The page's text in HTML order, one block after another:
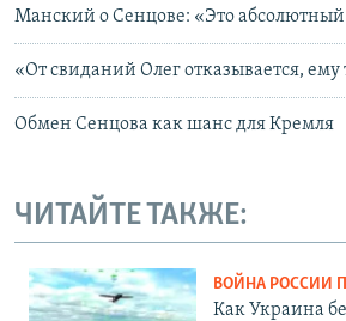
Манский о Сенцове: «Это абсолютный
«От свиданий Олег отказывается, ему
Обмен Сенцова как шанс для Кремля
ЧИТАЙТЕ ТАКЖЕ:
ВОЙНА РОССИИ
Как Украина